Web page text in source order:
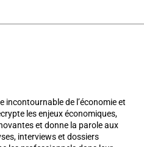
incontournable de l’économie et
les enjeux économiques,
et donne la parole aux
interviews et dossiers